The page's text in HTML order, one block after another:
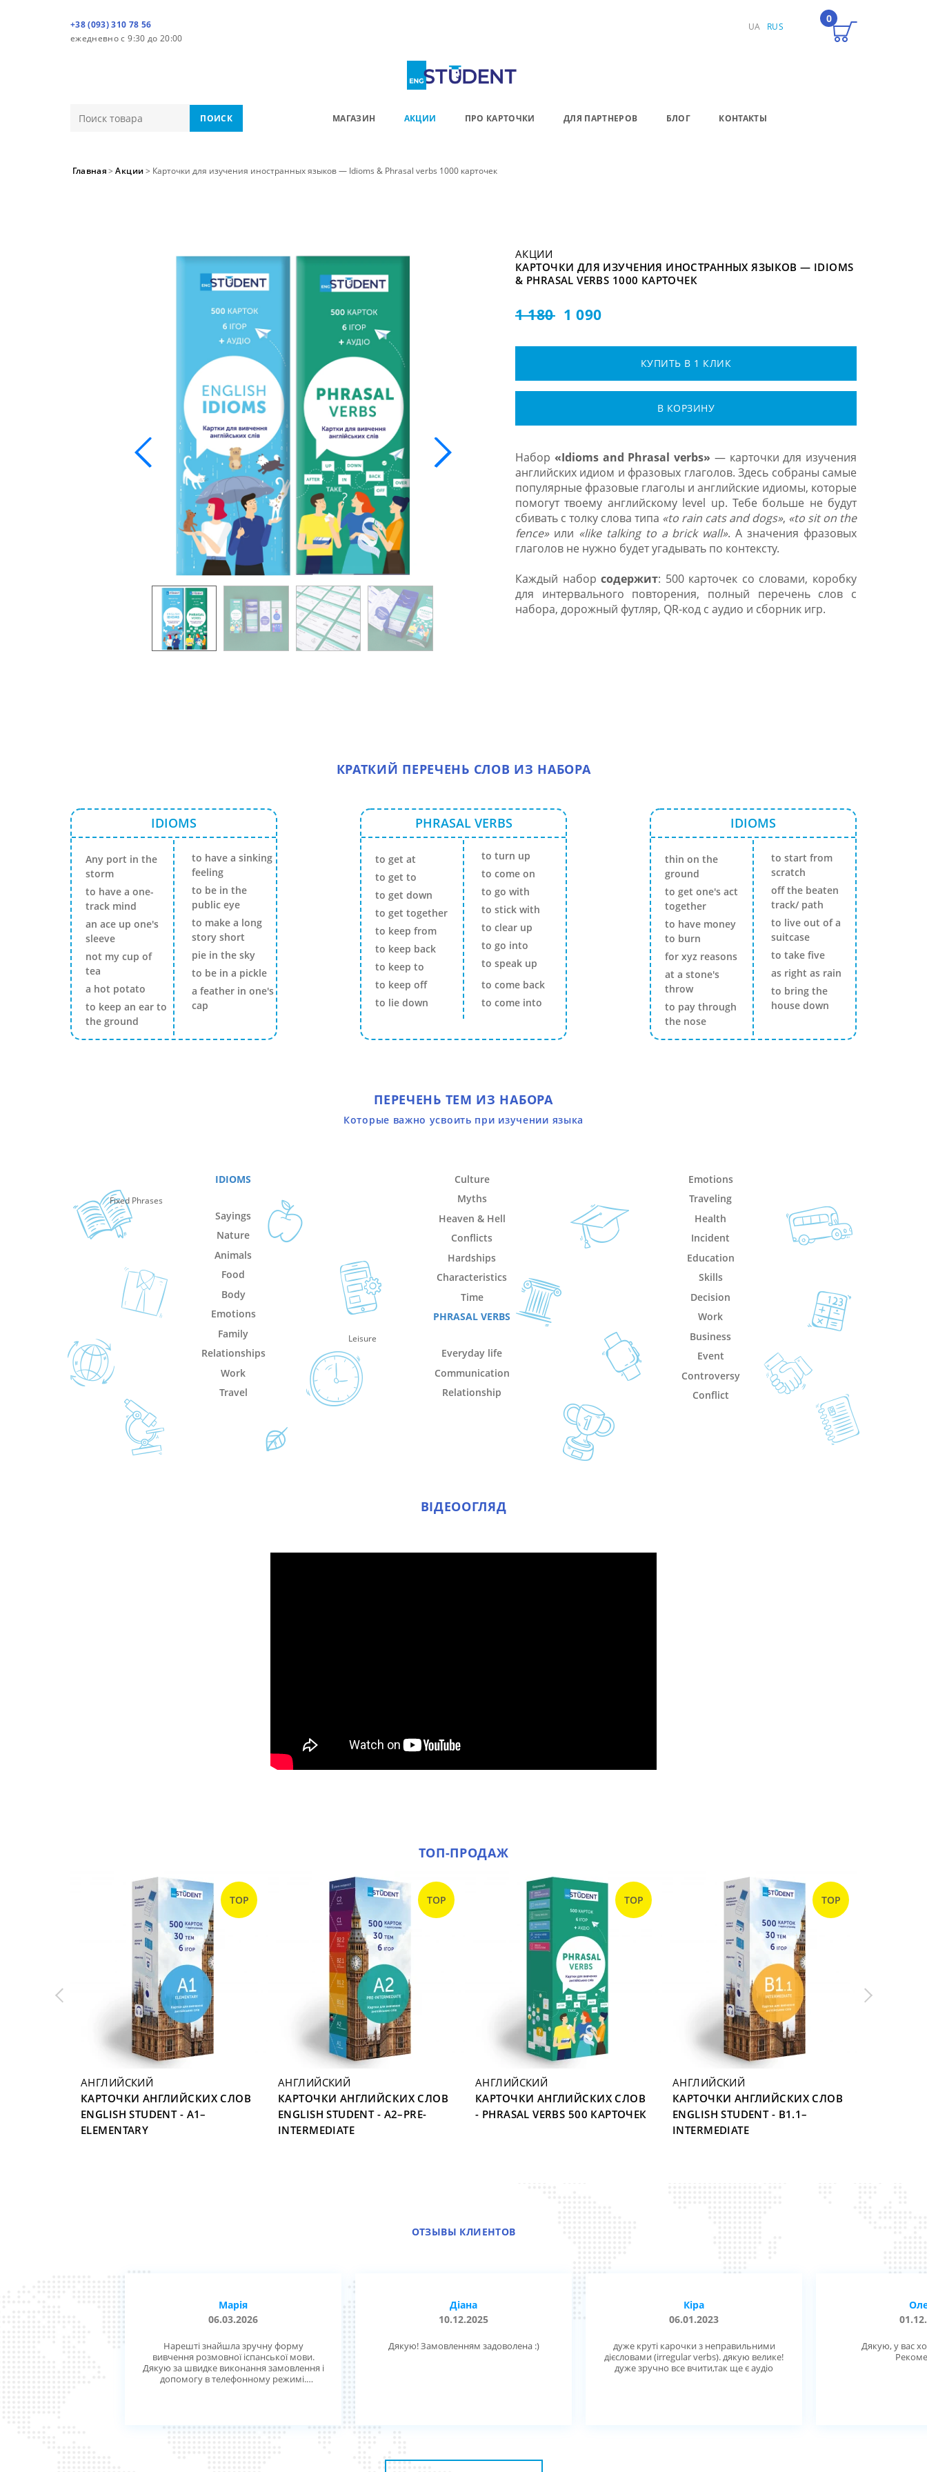
+38 (093) 310 78 56
ежедневно с 9:30 до 20:00
UA RUS
0
ПОИСК МАГАЗИН АКЦИИ ПРО КАРТОЧКИ ДЛЯ ПАРТНЕРОВ БЛОГ КОНТАКТЫ
Главная >Акции> Карточки для изучения иностранных языков — Idioms & Phrasal verbs 1000 карточек
АКЦИИ
КАРТОЧКИ ДЛЯ ИЗУЧЕНИЯ ИНОСТРАННЫХ ЯЗЫКОВ — IDIOMS
& PHRASAL VERBS 1000 КАРТОЧЕК
1 180 1 090
КУПИТЬ В 1 КЛИК
В КОРЗИНУ
Набор «Idioms and Phrasal verbs» — карточки для изучения
английских идиом и фразовых глаголов. Здесь собраны самые
популярные фразовые глаголы и английские идиомы, которые
помогут твоему английскому level up. Тебе больше не будут
сбивать с толку слова типа «to rain cats and dogs», «to sit on the
fence»или «like talking to a brick wall». А значения фразовых
глаголов не нужно будет угадывать по контексту.
Каждый наборсодержит: 500 карточек со словами, коробку
для интервального повторения, полный перечень слов с
набора, дорожный футляр, QR-код с аудио и сборник игр.
КРАТКИЙ ПЕРЕЧЕНЬ СЛОВ ИЗ НАБОРА
IDIOMS
Any port in the
storm
to have a one-
track mind
an ace up one's
sleeve
not my cup of
tea
a hot potato
to keep an ear to
the ground
to have a sinking
feeling
to be in the
public eye
to make a long
story short
pie in the sky
to be in a pickle
a feather in one's
cap
PHRASAL VERBS
to get at
to get to
to get down
to get together
to keep from
to keep back
to keep to
to keep off
to lie down
to turn up
to come on
to go with
to stick with
to clear up
to go into
to speak up
to come back
to come into
IDIOMS
thin on the
ground
to get one's act
together
to have money
to burn
for xyz reasons
at a stone's
throw
to pay through
the nose
to start from
scratch
off the beaten
track/ path
to live out of a
suitcase
to take five
as right as rain
to bring the
house down
ПЕРЕЧЕНЬ ТЕМ ИЗ НАБОРА
Которые важно усвоить при изучении языка
IDIOMS
Fixed Phrases
Sayings
Nature
Animals
Food
Body
Emotions
Family
Relationships
Work
Travel
Culture
Myths
Heaven & Hell
Conflicts
Hardships
Characteristics
Time
PHRASAL VERBS
Leisure
Everyday life
Communication
Relationship
Emotions
Traveling
Health
Incident
Education
Skills
Decision
Work
Business
Event
Controversy
Conflict
ВІДЕООГЛЯД
ТОП-ПРОДАЖ
TOP
АНГЛИЙСКИЙ
КАРТОЧКИ АНГЛИЙСКИХ СЛОВ
ENGLISH STUDENT - A1–
ELEMENTARY
TOP
АНГЛИЙСКИЙ
КАРТОЧКИ АНГЛИЙСКИХ СЛОВ
ENGLISH STUDENT - A2–PRE-
INTERMEDIATE
TOP
АНГЛИЙСКИЙ
КАРТОЧКИ АНГЛИЙСКИХ СЛОВ
- PHRASAL VERBS 500 КАРТОЧЕК
TOP
АНГЛИЙСКИЙ
КАРТОЧКИ АНГЛИЙСКИХ СЛОВ
ENGLISH STUDENT - B1.1–
INTERMEDIATE
ОТЗЫВЫ КЛИЕНТОВ
Марія
06.03.2026
Нарешті знайшла зручну форму
вивчення розмовної іспанської мови.
Дякую за швидке виконання замовлення і
допомогу в телефонному режимі.
іспанської - дієслова і фразеологізми.
Особисто дякую Діані, приємно мати з
Діана
10.12.2025
Дякую! Замовленням задоволена :)
Кіра
06.01.2023
дуже круті карочки з неправильними
дієсловами (irregular verbs). дякую велике!
дуже зручно все вчити,так ще є аудіо
Дякую, у вас